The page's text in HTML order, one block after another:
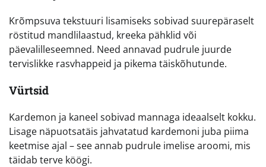
Krõmpsuva tekstuuri lisamiseks sobivad suurepäraselt
röstitud mandlilaastud, kreeka pähklid või
päevalilleseemned. Need annavad pudrule juurde
tervislikke rasvhappeid ja pikema täiskõhutunde.
Vürtsid
Kardemon ja kaneel sobivad mannaga ideaalselt kokku.
Lisage näpuotsatäis jahvatatud kardemoni juba piima
keetmise ajal – see annab pudrule imelise aroomi, mis
täidab terve köögi.